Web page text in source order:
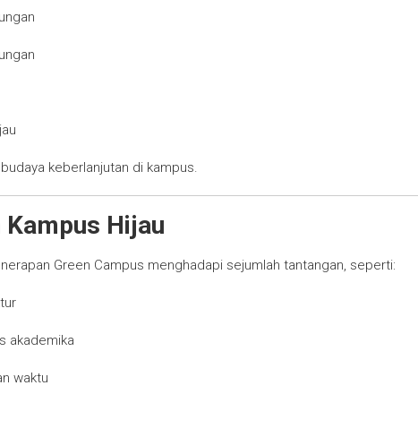
keberlanjutan di kampus.
Kampus Hijau
Green Campus menghadapi sejumlah tantangan, seperti:
akademika
waktu